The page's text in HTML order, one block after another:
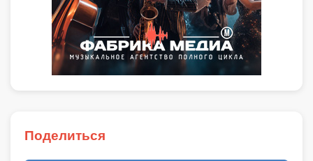
Поделиться